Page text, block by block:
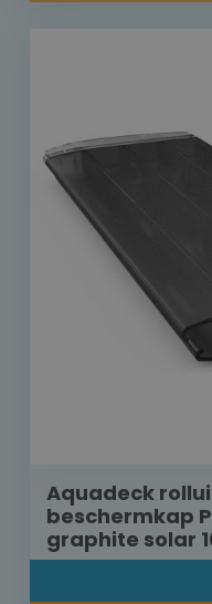
Aquadeck
beschermkap
graphite solar